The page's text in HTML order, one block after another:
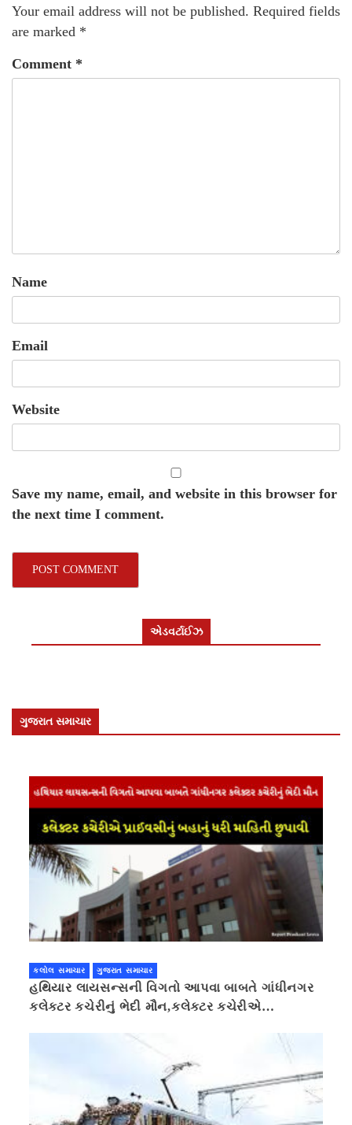
Your email address will not be published. Required fields
are marked *
Comment *
Name
Email
Website
Save my name, email, and website in this browser for
the next time I comment.
એડવર્ટાઈઝ
ગુજરાત સમાચાર
કલોલ સમાચાર ગુજરાત સમાચાર
હથિયાર લાયસન્સની વિગતો આપવા બાબતે ગાંધીનગર
કલેક્ટર કચેરીનું ભેદી મૌન,કલેક્ટર કચેરીએ